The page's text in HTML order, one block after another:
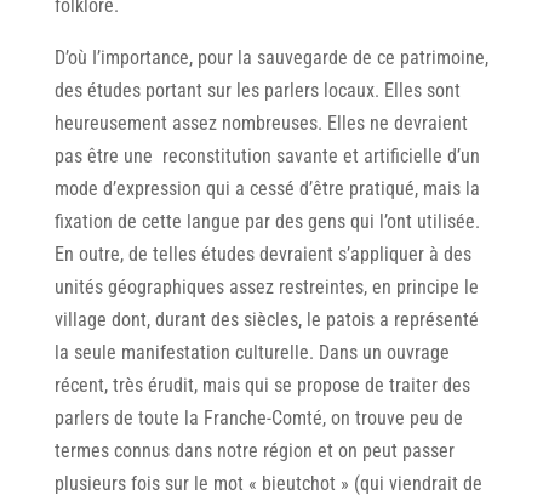
folklore.
D’où I’importance, pour la sauvegarde de ce patrimoine,
des études portant sur les parlers locaux. Elles sont
heureusement assez nombreuses. Elles ne devraient
pas être une reconstitution savante et artificielle d’un
mode d’expression qui a cessé d’être pratiqué, mais la
fixation de cette langue par des gens qui l’ont utilisée.
En outre, de telles études devraient s’appliquer à des
unités géographiques assez restreintes, en principe le
village dont, durant des siècles, le patois a représenté
la seule manifestation culturelle. Dans un ouvrage
récent, très érudit, mais qui se propose de traiter des
parlers de toute la Franche-Comté, on trouve peu de
termes connus dans notre région et on peut passer
plusieurs fois sur le mot « bieutchot » (qui viendrait de